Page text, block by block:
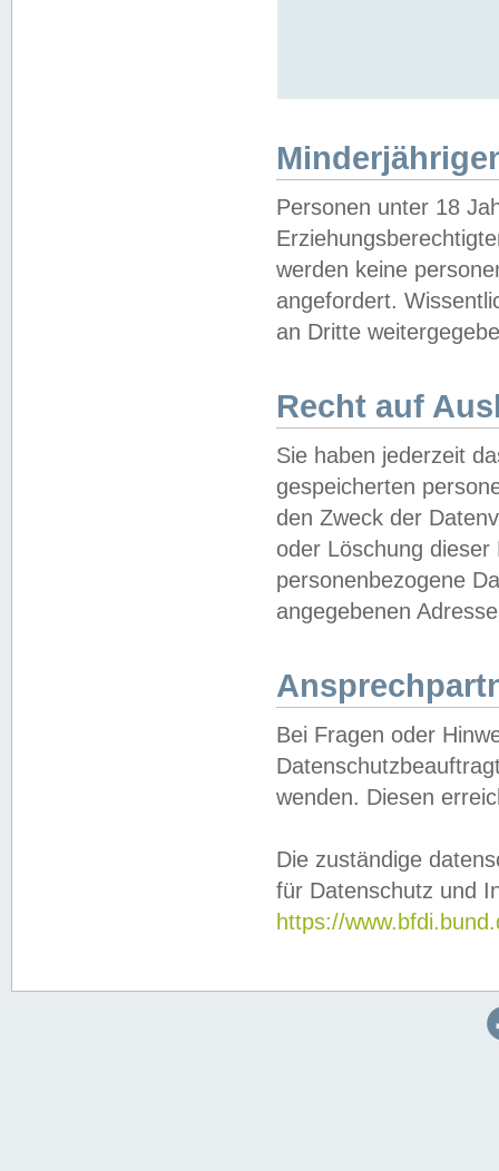
Personen unter 18
werden keine
angefordert.
an Dritte
Recht auf
Sie haben jederzeit
gespeicherten
den Zweck der
oder Löschung
personenbezogene
angegebenen
Bei Fragen oder
wenden. Diesen
Die zuständige
für Datenschutz und
https://